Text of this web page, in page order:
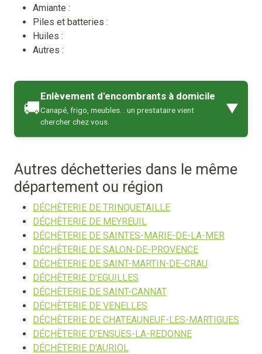
Amiante :
Piles et batteries :
Huiles :
Autres :
🚚
Enlèvement d'encombrants à domicile
Canapé, frigo, meubles… un prestataire vient
chercher chez vous.
▼
Autres déchetteries dans le même
département ou région
DÉCHÈTERIE DE TRINQUETAILLE
DÉCHÈTERIE DE MEYREUIL
DÉCHÈTERIE DE SAINTES-MARIE-DE-LA-MER
DÉCHÈTERIE DE SALON-DE-PROVENCE
DÉCHÈTERIE DE SAINT-MARTIN-DE-CRAU
DÉCHÈTERIE D'EGUILLES
DÉCHÈTERIE DE SAINT-CANNAT
DÉCHÈTERIE DE VENELLES
DÉCHÈTERIE DE CHATEAUNEUF-LES-MARTIGUES
DÉCHÈTERIE D'ENSUES-LA-REDONNE
DÉCHÈTERIE D'AURIOL